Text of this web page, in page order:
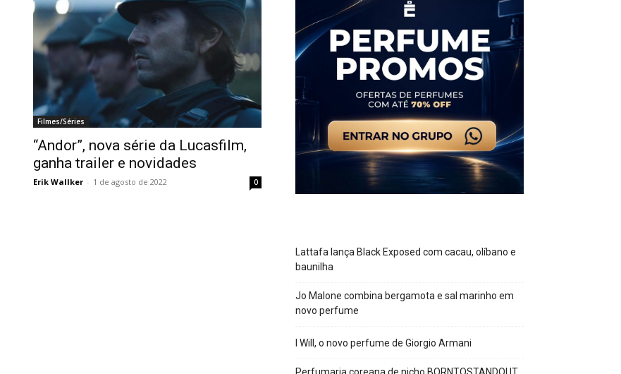
Filmes/Séries
“Andor”, nova série da Lucasfilm,
ganha trailer e novidades
Erik Wallker - 1 de agosto de 2022 0
Lattafa lança Black Exposed com cacau, olíbano e
baunilha
Jo Malone combina bergamota e sal marinho em
novo perfume
I Will, o novo perfume de Giorgio Armani
Perfumaria coreana de nicho BORNTOSTANDOUT